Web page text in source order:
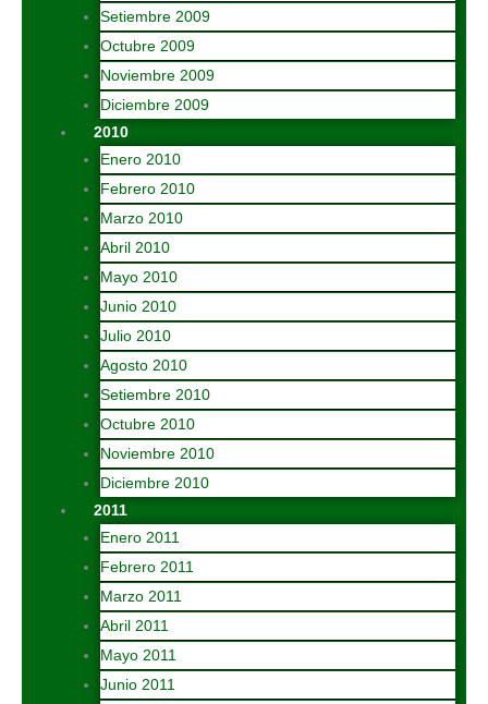
Setiembre 2009
Octubre 2009
Noviembre 2009
Diciembre 2009
2010
Enero 2010
Febrero 2010
Marzo 2010
Abril 2010
Mayo 2010
Junio 2010
Julio 2010
Agosto 2010
Setiembre 2010
Octubre 2010
Noviembre 2010
Diciembre 2010
2011
Enero 2011
Febrero 2011
Marzo 2011
Abril 2011
Mayo 2011
Junio 2011